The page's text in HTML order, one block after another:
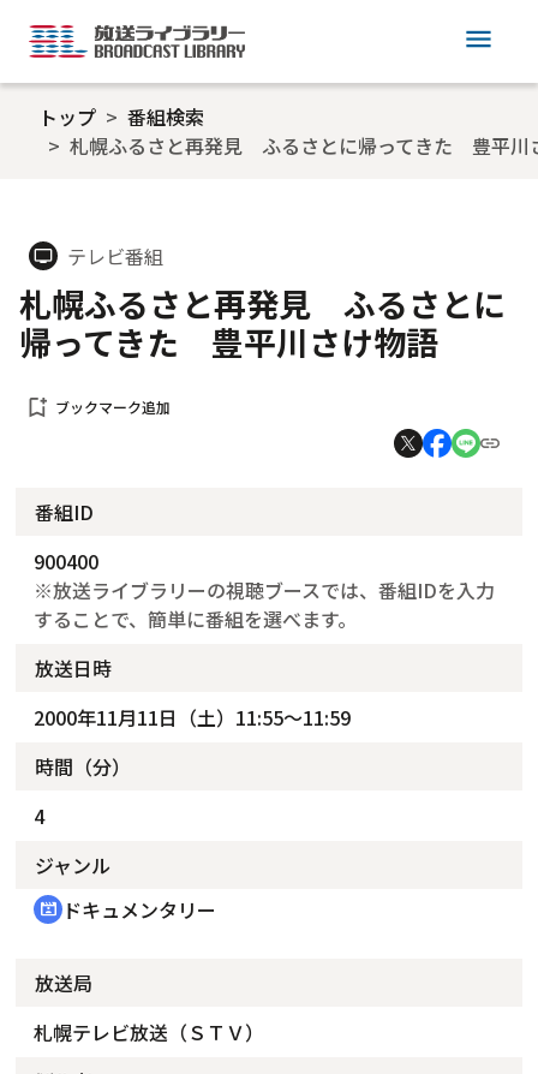
menu
トップ
番組検索
札幌ふるさと再発見 ふるさとに帰ってきた 豊平川
tv テレビ番組
札幌ふるさと再発見 ふるさとに
帰ってきた 豊平川さけ物語
bookmark_add ブックマーク追加
番組ID
900400
※放送ライブラリーの視聴ブースでは、番組IDを入力
することで、簡単に番組を選べます。
放送日時
2000年11月11日（土）11:55～11:59
時間（分）
4
ジャンル
cinematic_blur ドキュメンタリー
放送局
札幌テレビ放送（ＳＴＶ）